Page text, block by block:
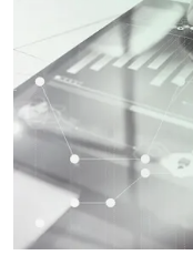
neuer
hinzugefügt;
abgegrenzten
Abgrenzung